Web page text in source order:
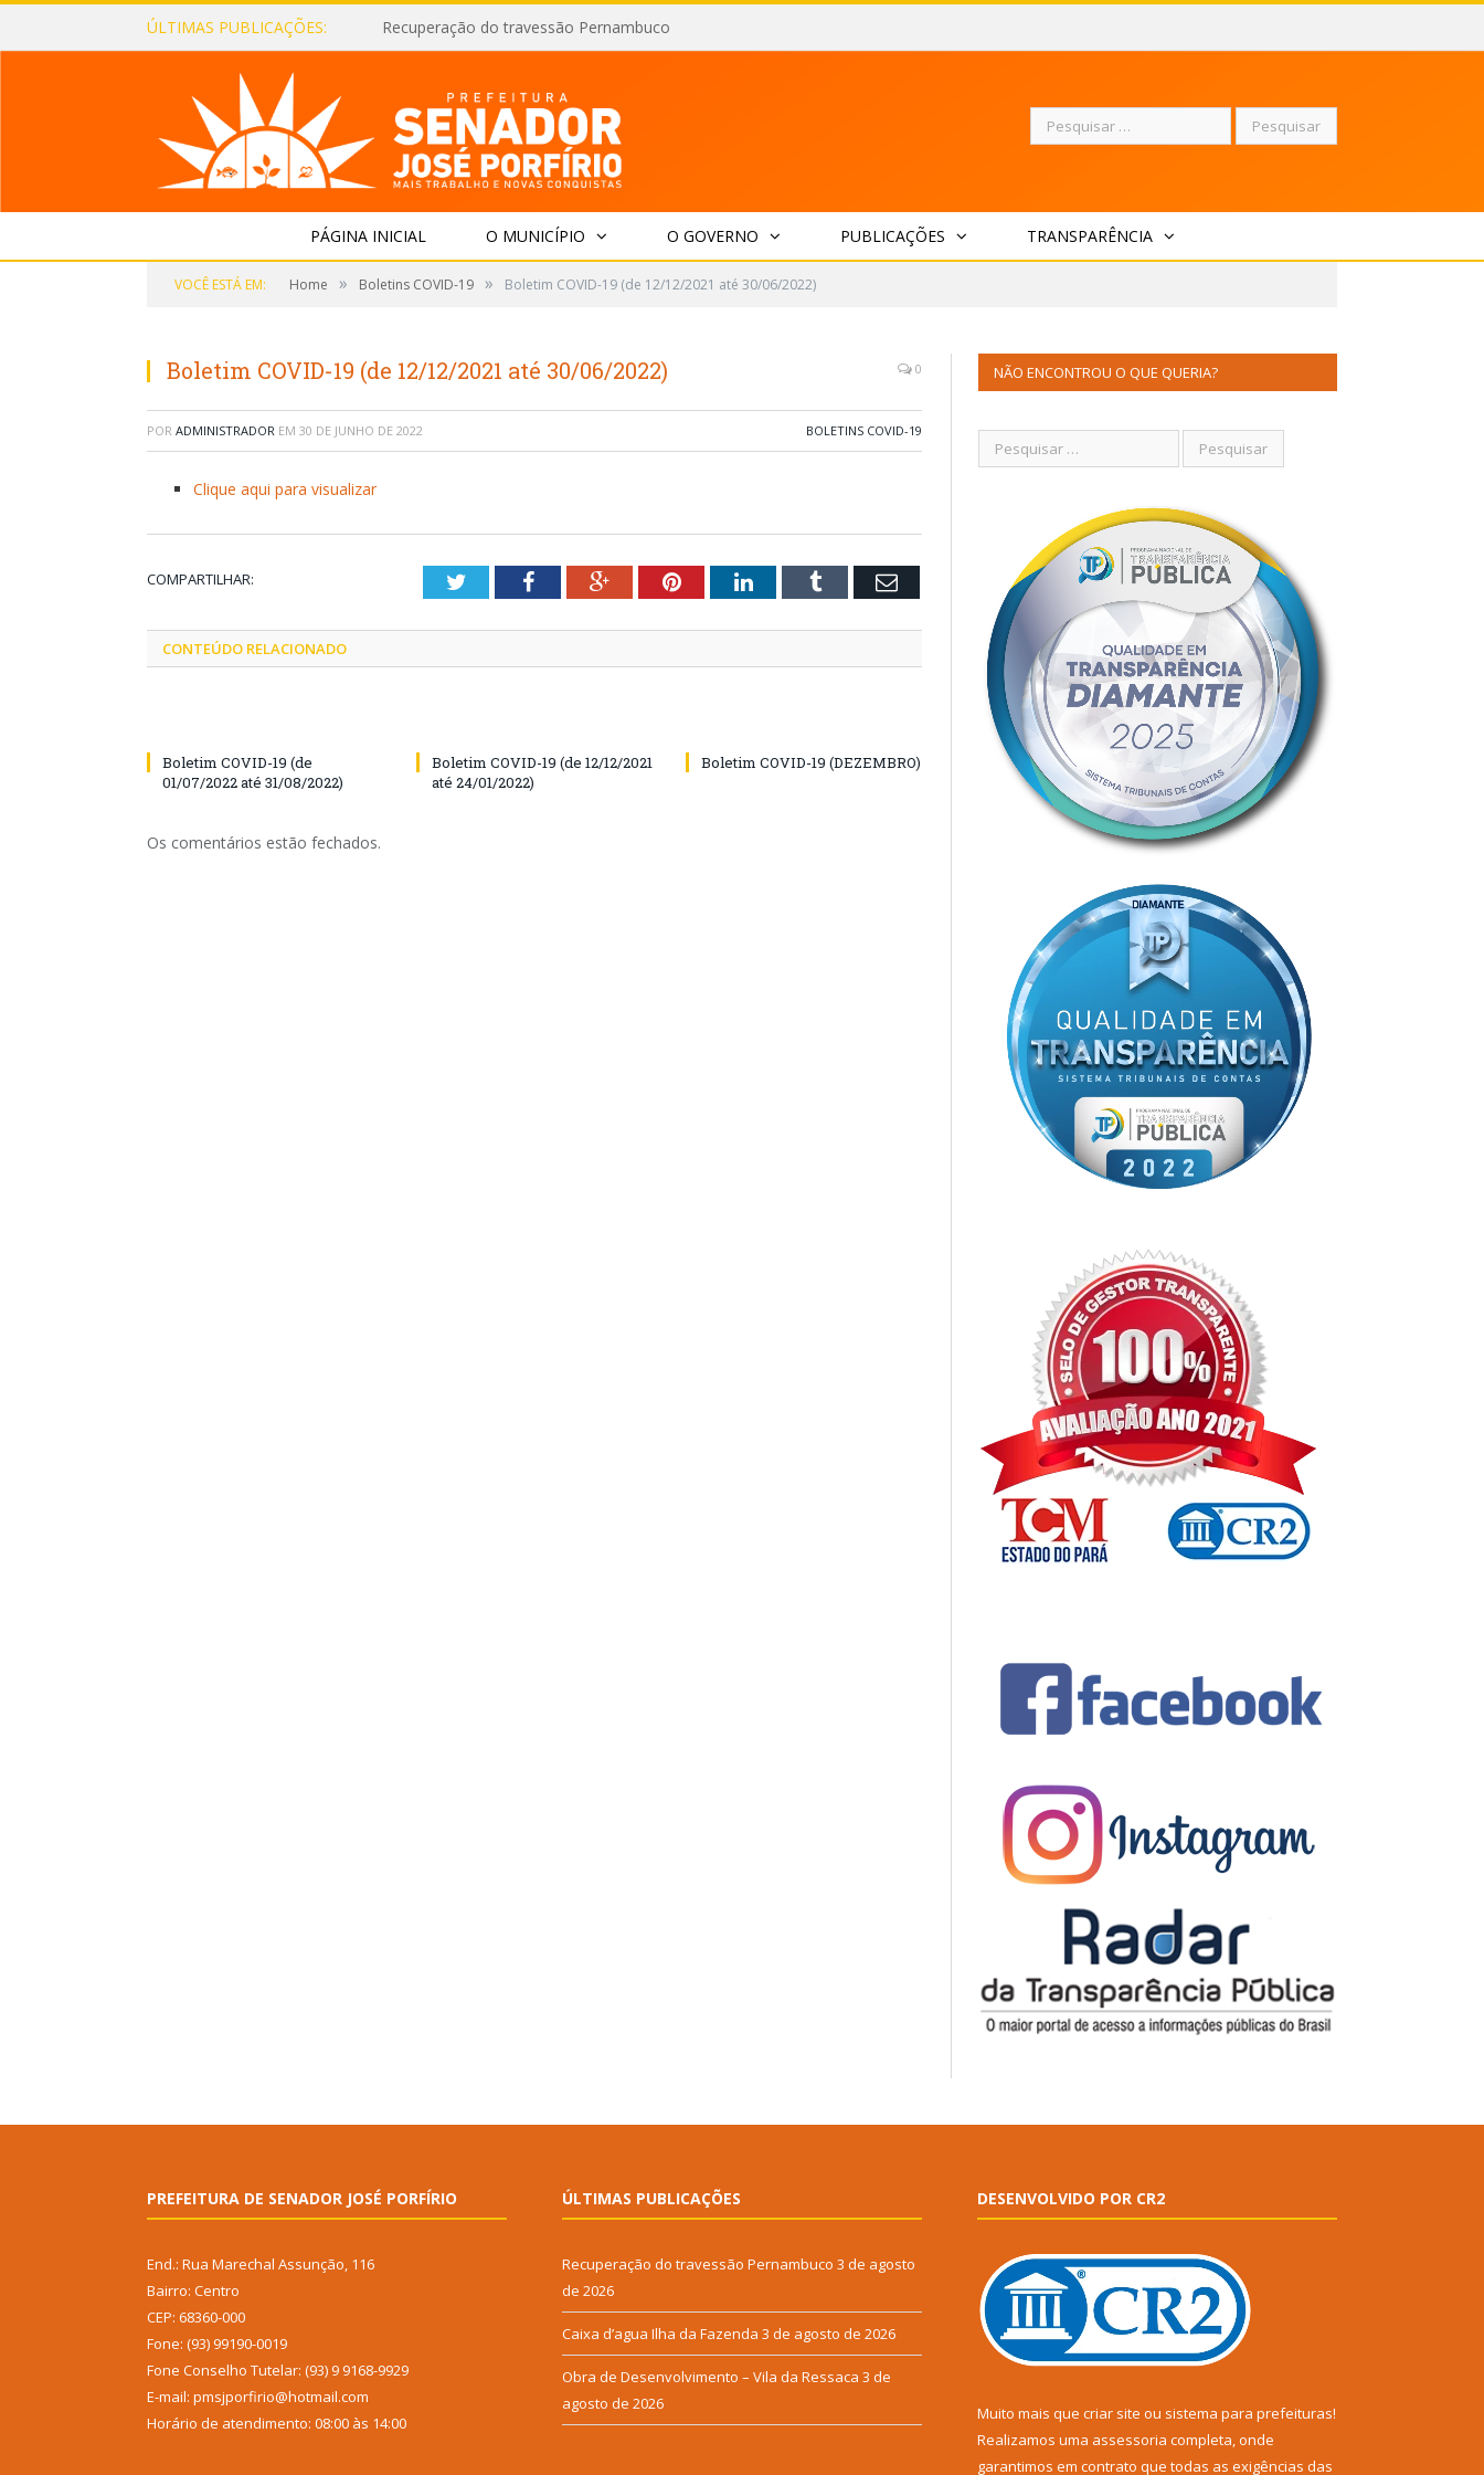
ÚLTIMAS PUBLICAÇÕES: Recuperação do travessão Pernambuco
Pesquisar
PÁGINA INICIAL O MUNICÍPIO O GOVERNO PUBLICAÇÕES TRANSPARÊNCIA
VOCÊ ESTÁ EM: Home » Boletins COVID-19 » Boletim COVID-19 (de 12/12/2021 até 30/06/2022)
Boletim COVID-19 (de 12/12/2021 até 30/06/2022) 0
POR ADMINISTRADOR EM 30 DE JUNHO DE 2022 BOLETINS COVID-19
Clique aqui para visualizar
COMPARTILHAR: TwitterFacebookGoogle+PinterestLinkedInTumblr Email
CONTEÚDO RELACIONADO
Boletim COVID-19 (de
01/07/2022 até 31/08/2022)
Boletim COVID-19 (de 12/12/2021
até 24/01/2022)
Boletim COVID-19 (DEZEMBRO)
Os comentários estão fechados.
NÃO ENCONTROU O QUE QUERIA?
PREFEITURA DE SENADOR JOSÉ PORFÍRIO
End.: Rua Marechal Assunção, 116
Bairro: Centro
CEP: 68360-000
Fone: (93) 99190-0019
Fone Conselho Tutelar: (93) 9 9168-9929
E-mail: pmsjporfirio@hotmail.com
Horário de atendimento: 08:00 às 14:00
ÚLTIMAS PUBLICAÇÕES
Recuperação do travessão Pernambuco 3 de agosto
de 2026
Caixa d’agua Ilha da Fazenda 3 de agosto de 2026
Obra de Desenvolvimento – Vila da Ressaca 3 de
agosto de 2026
DESENVOLVIDO POR CR2
Muito mais que criar site ou sistema para prefeituras!
Realizamos uma assessoria completa, onde
garantimos em contrato que todas as exigências das